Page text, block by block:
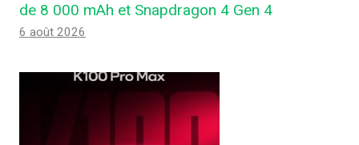
de 8 000 mAh et Snapdragon 4 Gen 4
6 août 2026